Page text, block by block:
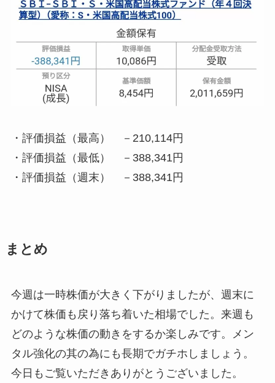
・ 評価損益（最高） －210,114円
・ 評価損益（最低） －388,341円
・ 評価損益（週末） －388,341円
まとめ
今週は一時株価が大きく下がりましたが、週末に
かけて株価も戻り落ち着いた相場でした。来週も
どのような株価の動きをするか楽しみです。メン
タル強化の其の為にも長期でガチホしましょう。
今日もご覧いただきありがとうございました。